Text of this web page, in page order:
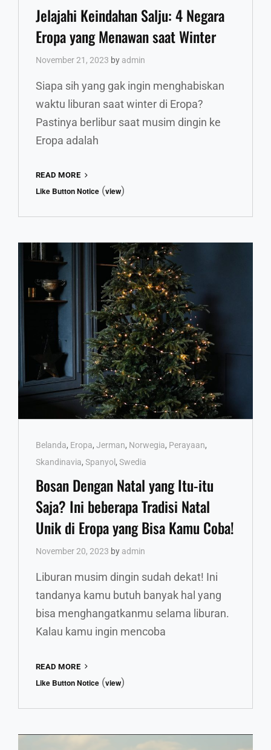
Links
Jelajahi Keindahan Salju: 4 Negara
Eropa yang Menawan saat Winter
November 21, 2023 by admin
Siapa sih yang gak ingin menghabiskan
waktu liburan saat winter di Eropa?
Pastinya berlibur saat musim dingin ke
Eropa adalah
READ MORE
KEINDAHAN
MENAWAN
SAAT
WINTER
Like Button Notice (view)
Cat
Links
Belanda, Eropa, Jerman, Norwegia, Perayaan,
Skandinavia, Spanyol , Swedia
Bosan Dengan Natal yang Itu-itu
Saja? Ini beberapa Tradisi Natal
Unik di Eropa yang Bisa Kamu Coba!
November 20, 2023 by admin
Liburan musim dingin sudah dekat! Ini
tandanya kamu butuh banyak hal yang
bisa menghangatkanmu selama liburan.
Kalau kamu ingin mencoba
READ MORE
DENGAN
NATAL
Like Button Notice (view)